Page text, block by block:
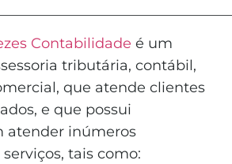
Contabilidade é um
tributária, contábil,
que atende clientes
e que possui
atender inúmeros
tais como: